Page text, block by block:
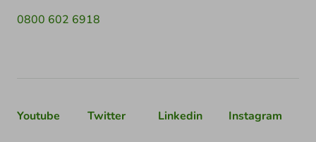
0800 602 6918
Youtube Twitter Linkedin Instagram